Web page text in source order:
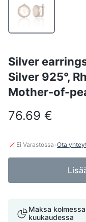
Silver
Silver 925°,
Mother-of-
76.69 €
Ei Varastossa ·Ota
Maksa
kuukaudessa